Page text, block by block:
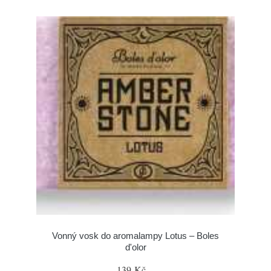
Vonný vosk do aromalampy Lotus – Boles
d'olor